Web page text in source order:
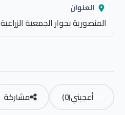
العنوان
المنصورية بجوار الجمعية الزراعية
أعجبني(
0
) مشاركة